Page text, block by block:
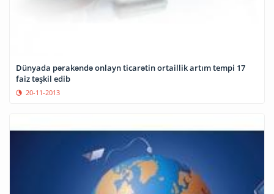
Dünyada pərakəndə onlayn ticarətin ortaillik artım tempi 17
faiz təşkil edib
20-11-2013